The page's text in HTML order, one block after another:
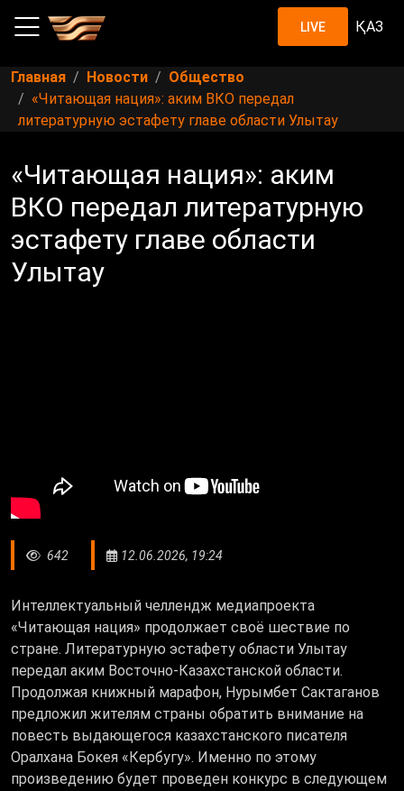
LIVE ҚАЗ
Главная Новости
Общество
«Читающая нация»: аким ВКО передал
литературную эстафету главе области Улытау
«Читающая нация»: аким
ВКО передал литературную
эстафету главе области
Улытау
642 12.06.2026, 19:24
Интеллектуальный челлендж медиапроекта
«Читающая нация» продолжает своё шествие по
стране. Литературную эстафету области Улытау
передал аким Восточно-Казахстанской области.
Продолжая книжный марафон, Нурымбет Сактаганов
предложил жителям страны обратить внимание на
повесть выдающегося казахстанского писателя
Оралхана Бокея «Кербугу». Именно по этому
произведению будет проведен конкурс в следующем